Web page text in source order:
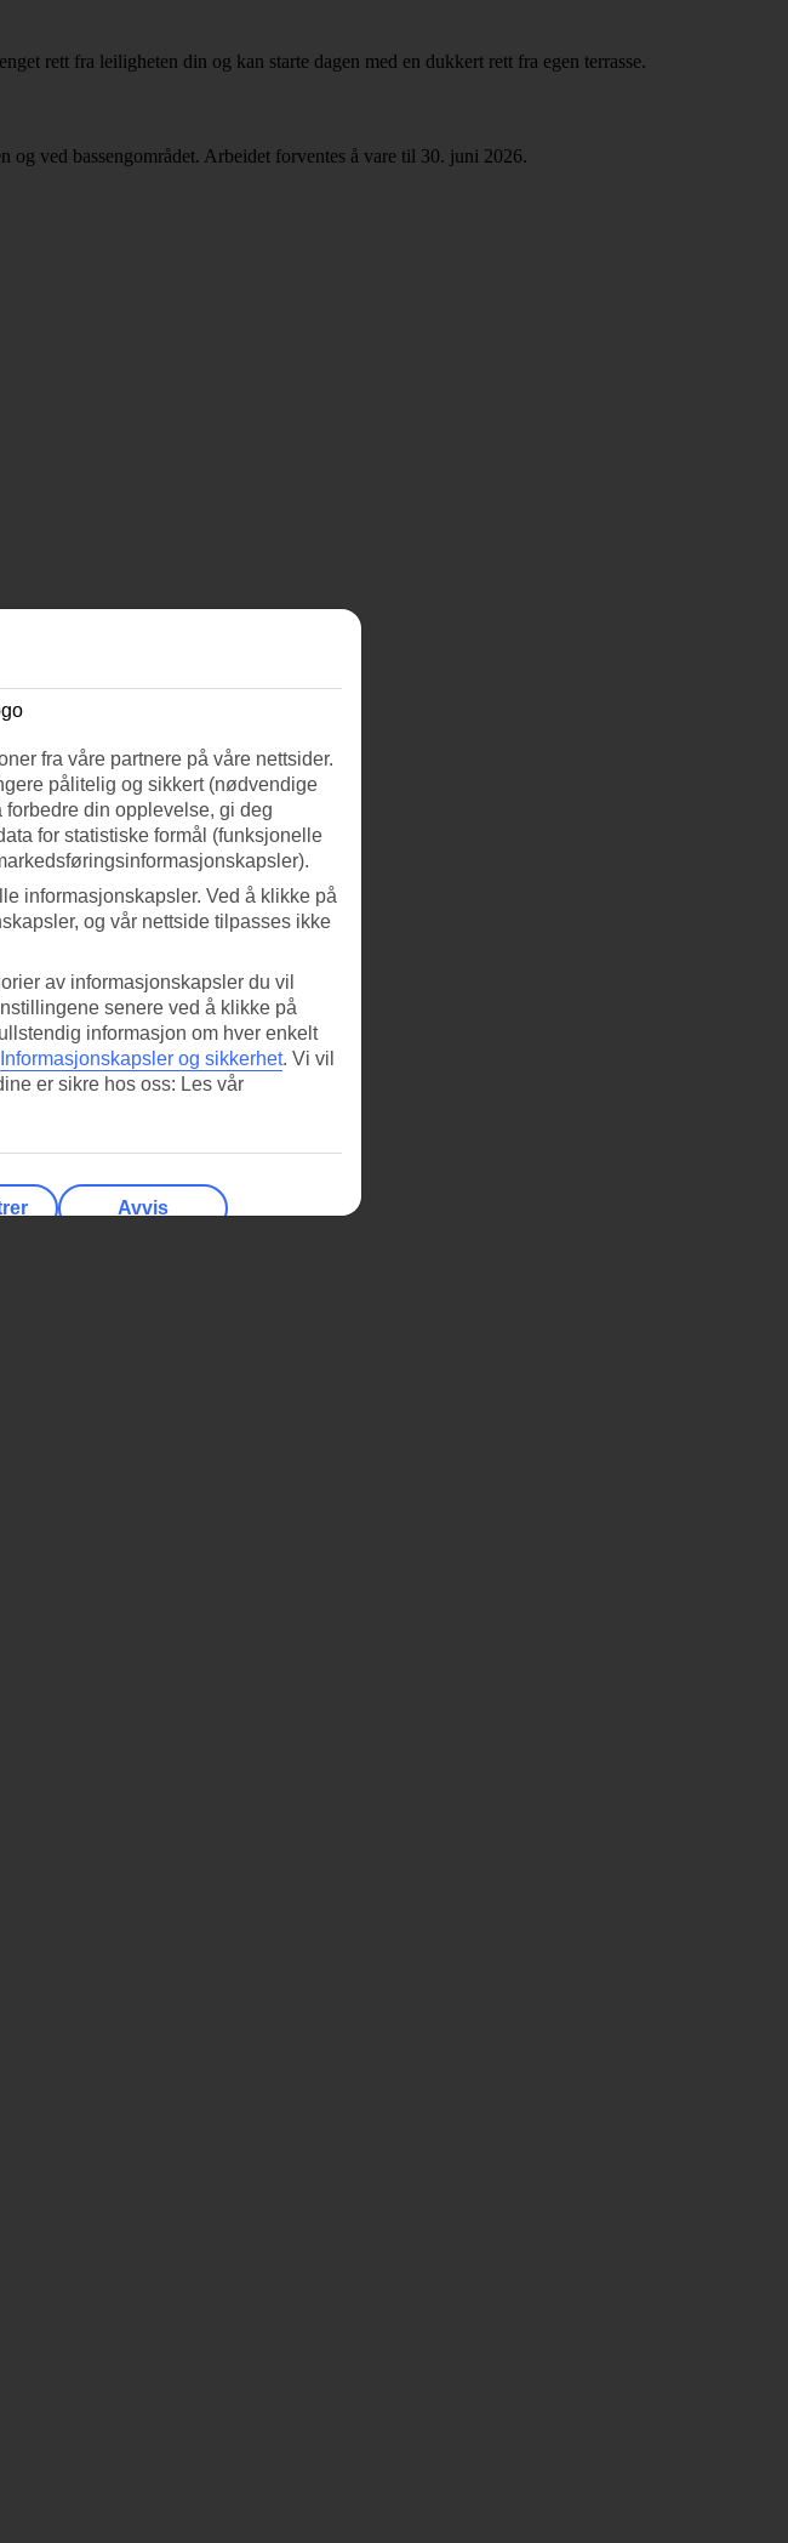
rett fra leiligheten din og kan starte dagen med en dukkert rett fra egen terrasse.
ved bassengområdet. Arbeidet forventes å vare til 30. juni 2026.
fra våre partnere på våre nettsider.
pålitelig og sikkert (nødvendige
din opplevelse, gi deg
for statistiske formål (funksjonelle
informasjonskapsler. Ved å klikke på
og vår nettside tilpasses ikke
av informasjonskapsler du vil
senere ved å klikke på
informasjon om hver enkelt
Informasjonskapsler og sikkerhet. Vi vil
er sikre hos oss: Les vår
Avvis